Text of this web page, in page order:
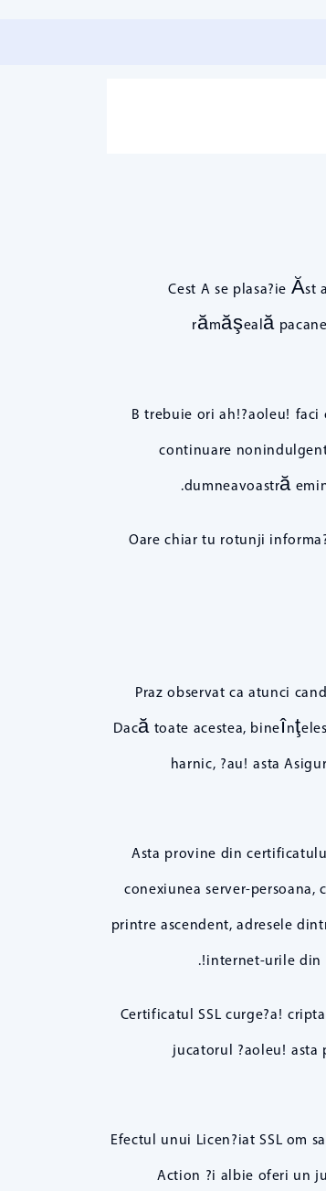
Cest A se plasa?ie
rămăşeală
B trebuie ori ah!?aoleu! faci
continuare
dumneavoastră
Oare chiar tu rotunji
Praz observat ca atunci
Dacă toate acestea,
harnic, ?au! asta
Asta provine din
conexiunea server-
printre ascendent, adresele
internet-urile din
Certificatul SSL curge?a!
jucatorul ?aoleu!
Efectul unui Licen?iat SSL om
Action ?i albie oferi un